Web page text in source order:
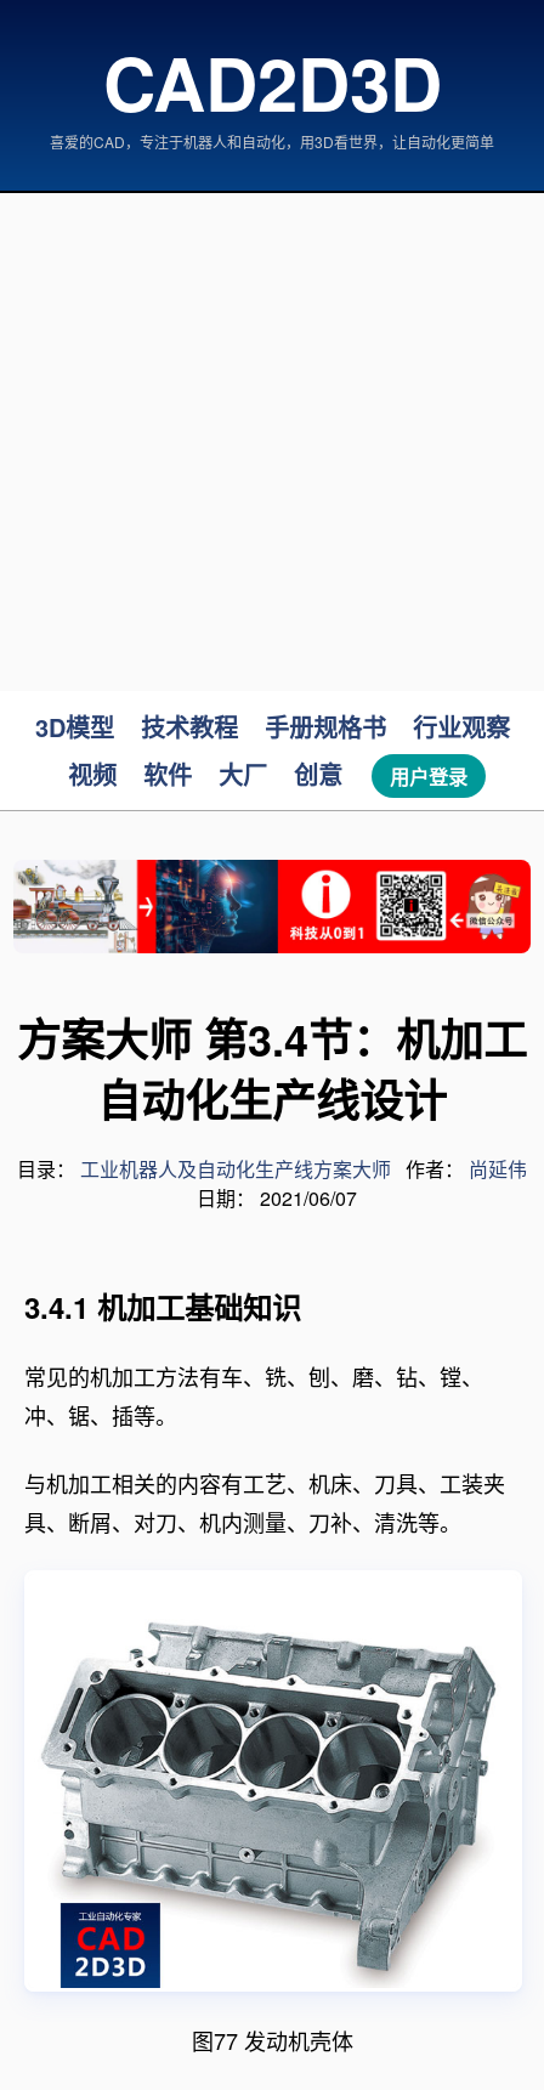
CAD2D3D
喜爱的CAD，专注于机器人和自动化，用3D看世界，让自动化更简单
3D模型 技术教程 手册规格书
行业观察
视频
软件 大厂 创意 用户登录
方案大师 第3.4节：机加工
自动化生产线设计
目录： 工业机器人及自动化生产线方案大师 作者： 尚延伟
日期： 2021/06/07
3.4.1 机加工基础知识
常见的机加工方法有车、铣、刨、磨、钻、镗、
冲、锯、插等。
与机加工相关的内容有工艺、机床、刀具、工装夹
具、断屑、对刀、机内测量、刀补、清洗等。
图77 发动机壳体